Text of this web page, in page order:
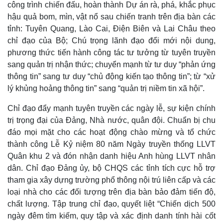
công trình chiến đấu, hoàn thành Dự án rà, phá, khắc phục
hậu quả bom, mìn, vật nổ sau chiến tranh trên địa bàn các
tỉnh: Tuyên Quang, Lào Cai, Điện Biên và Lai Châu theo
chỉ đạo của Bộ; Chú trọng lãnh đạo đổi mới nội dung,
phương thức tiến hành công tác tư tưởng từ tuyên truyền
sang quản trị nhận thức; chuyển mạnh từ tư duy “phản ứng
thông tin” sang tư duy “chủ động kiến tạo thông tin”; từ “xử
lý khủng hoảng thông tin” sang “quản trị niềm tin xã hội”.
Chỉ đạo đẩy mạnh tuyên truyền các ngày lễ, sự kiện chính
trị trọng đại của Đảng, Nhà nước, quân đội. Chuẩn bị chu
đáo mọi mặt cho các hoạt động chào mừng và tổ chức
thành công Lễ Kỷ niệm 80 năm Ngày truyền thống LLVT
Quân khu 2 và đón nhận danh hiệu Anh hùng LLVT nhân
dân. Chỉ đạo Đảng ủy, bộ CHQS các tỉnh tích cực hỗ trợ
tham gia xây dựng trường phổ thông nội trú liên cấp và các
loại nhà cho các đối tượng trên địa bàn bảo đảm tiến độ,
chất lượng. Tập trung chỉ đạo, quyết liệt “Chiến dịch 500
ngày đêm tìm kiếm, quy tập và xác định danh tính hài cốt